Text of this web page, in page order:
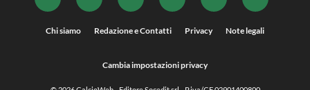
Chi siamo Redazione e Contatti Privacy Note legali
Cambia impostazioni privacy